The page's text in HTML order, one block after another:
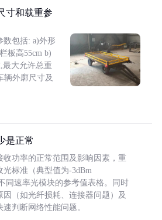
寸和载重参
数包括: a)外形
板高55cm b)
最大允许总重
辆外廓尺寸及
是正常
收功率的正常范围及影响因素，重
光标准（典型值为-3dBm
同速率光模块的参考值表格。同时
（如光纤损耗、连接器问题）及
判断网络性能问题。